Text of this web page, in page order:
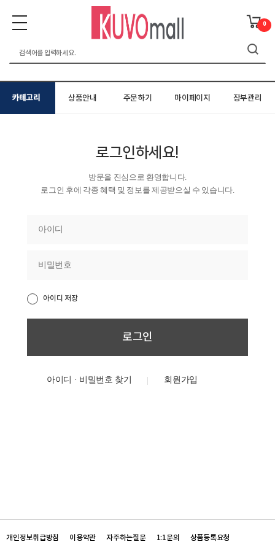
0
카테고리 상품안내 주문하기 마이페이지 장부관리
로그인하세요!
방문을 진심으로 환영합니다.
로그인 후에 각종 혜택 및 정보를 제공받으실 수 있습니다.
아이디 저장
아이디 · 비밀번호 찾기
개인정보취급방침 이용약관 자주하는질문 1:1문의 상품등록요청